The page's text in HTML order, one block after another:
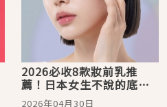
2026必收8款妝前乳推
薦！日本女生不說的底妝
秘密，靠「妝前校色」告
2026年04月30日